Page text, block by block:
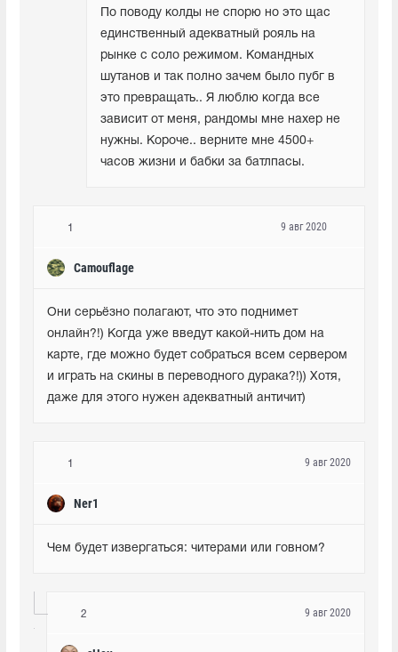
По поводу колды не спорю но это щас
единственный адекватный рояль на
рынке с соло режимом. Командных
шутанов и так полно зачем было пубг в
это превращать.. Я люблю когда все
зависит от меня, рандомы мне нахер не
нужны. Короче.. верните мне 4500+
часов жизни и бабки за батлпасы.
1
Camouflage
9 авг 2020
Они серьёзно полагают, что это поднимет
онлайн?!) Когда уже введут какой-нить дом на
карте, где можно будет собраться всем сервером
и играть на скины в переводного дурака?!)) Хотя,
даже для этого нужен адекватный античит)
1
Ner1
9 авг 2020
Чем будет извергаться: читерами или говном?
2 9 авг 2020